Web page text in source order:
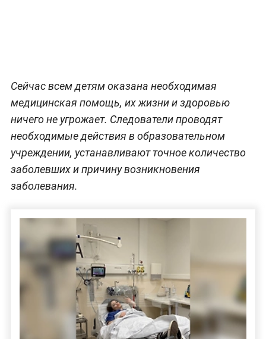
Сейчас всем детям оказана необходимая
медицинская помощь, их жизни и здоровью
ничего не угрожает. Следователи проводят
необходимые действия в образовательном
учреждении, устанавливают точное количество
заболевших и причину возникновения
заболевания.